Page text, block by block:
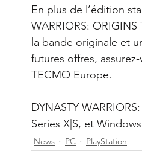
En plus de l’édition
WARRIORS:
la bande originale et
futures offres,
TECMO Europe.
DYNASTY
Series X|S, et
News PC PlayStation